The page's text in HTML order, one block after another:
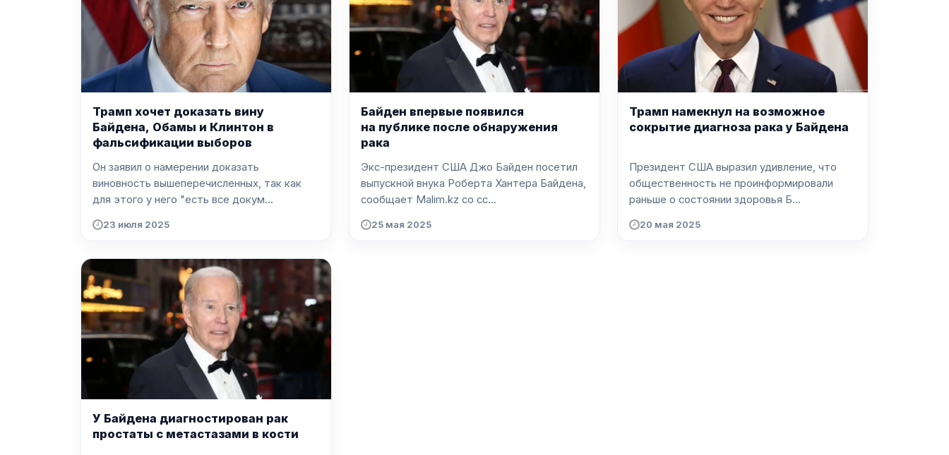
Трамп хочет доказать вину
Байдена, Обамы и Клинтон в
фальсификации выборов
Он заявил о намерении доказать
виновность вышеперечисленных, так как
для этого у него "есть все докум...
23 июля 2025
Байден впервые появился
на публике после обнаружения
рака
Экс-президент США Джо Байден посетил
выпускной внука Роберта Хантера Байдена,
сообщает Malim.kz со сс...
25 мая 2025
Трамп намекнул на возможное
сокрытие диагноза рака у Байдена
Президент США выразил удивление, что
общественность не проинформировали
раньше о состоянии здоровья Б...
20 мая 2025
У Байдена диагностирован рак
простаты с метастазами в кости